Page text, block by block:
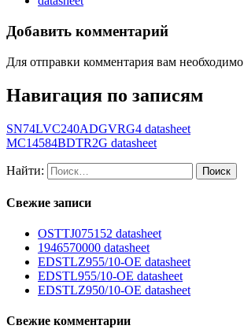
Добавить комментарий
Для отправки комментария вам необходимо
Навигация по записям
SN74LVC240ADGVRG4 datasheet
MC14584BDTR2G datasheet
Найти:
Свежие записи
OSTTJ075152 datasheet
1946570000 datasheet
EDSTLZ955/10-OE datasheet
EDSTL955/10-OE datasheet
EDSTLZ950/10-OE datasheet
Свежие комментарии